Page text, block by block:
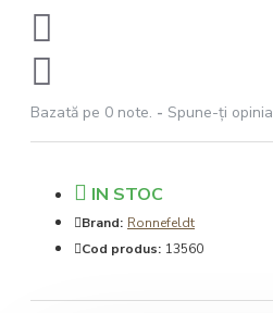
Bazată pe 0 note. - Spune-ţi opinia
IN STOC
Brand: Ronnefeldt
Cod produs: 13560